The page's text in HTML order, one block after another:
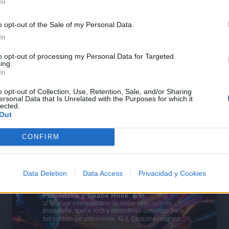
opt-out of the Sale of my Personal Data.
opt-out of processing my Personal Data for Targeted
opt-out of Collection, Use, Retention, Sale, and/or Sharing
Data that Is Unrelated with the Purposes for which it
CONFIRM
Data Deletion Data Access Privacidad y Cookies
Psicodelia y Space Rock 🎸✨
🌌🚀 Viaje intergaláctico: la mejor selección de
psicodelia, space rock y atmósferas cósmicas para
tus noches de astronomía. 🪐🎸 Desconecta, mira